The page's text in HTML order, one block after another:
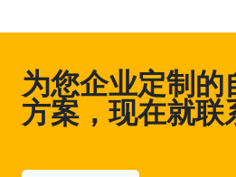
为您企业定制的
方案，现在就联